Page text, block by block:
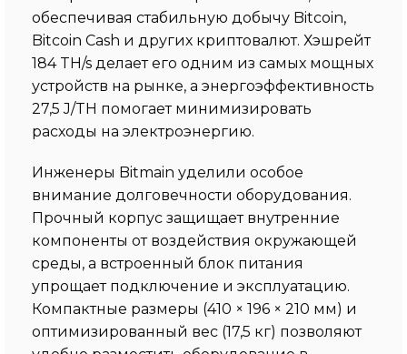
обеспечивая стабильную добычу Bitcoin,
Bitcoin Cash и других криптовалют. Хэшрейт
184 TH/s делает его одним из самых мощных
устройств на рынке, а энергоэффективность
27,5 J/TH помогает минимизировать
расходы на электроэнергию.
Инженеры Bitmain уделили особое
внимание долговечности оборудования.
Прочный корпус защищает внутренние
компоненты от воздействия окружающей
среды, а встроенный блок питания
упрощает подключение и эксплуатацию.
Компактные размеры (410 × 196 × 210 мм) и
оптимизированный вес (17,5 кг) позволяют